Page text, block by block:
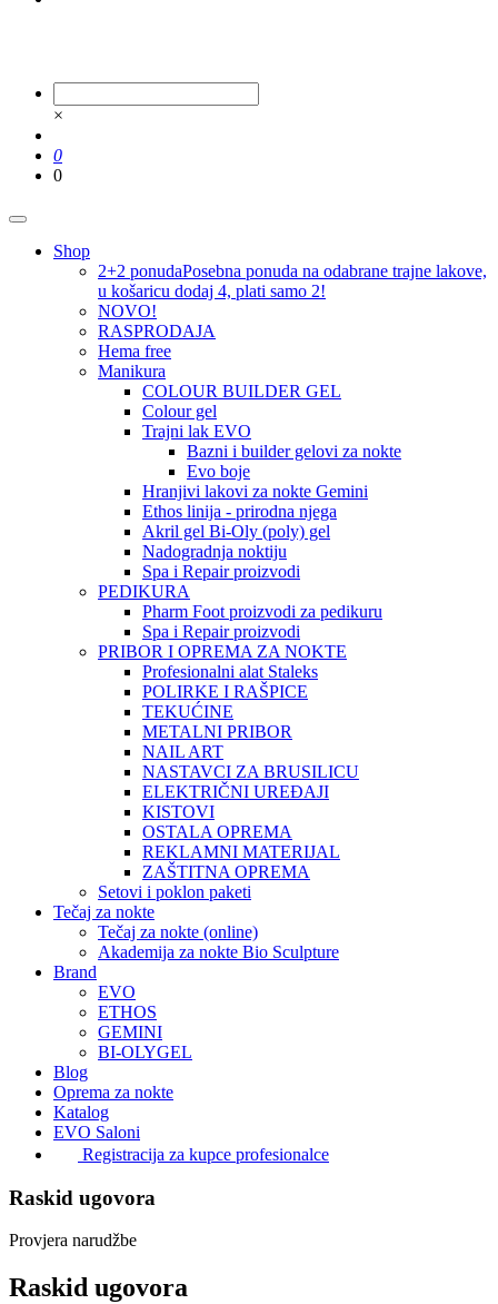
×
0
0
Shop
2+2 ponudaPosebna ponuda na odabrane trajne lakove,
u košaricu dodaj 4, plati samo 2!
NOVO!
RASPRODAJA
Hema free
Manikura
COLOUR BUILDER GEL
Colour gel
Trajni lak EVO
Bazni i builder gelovi za nokte
Evo boje
Hranjivi lakovi za nokte Gemini
Ethos linija - prirodna njega
Akril gel Bi-Oly (poly) gel
Nadogradnja noktiju
Spa i Repair proizvodi
PEDIKURA
Pharm Foot proizvodi za pedikuru
Spa i Repair proizvodi
PRIBOR I OPREMA ZA NOKTE
Profesionalni alat Staleks
POLIRKE I RAŠPICE
TEKUĆINE
METALNI PRIBOR
NAIL ART
NASTAVCI ZA BRUSILICU
ELEKTRIČNI UREĐAJI
KISTOVI
OSTALA OPREMA
REKLAMNI MATERIJAL
ZAŠTITNA OPREMA
Setovi i poklon paketi
Tečaj za nokte
Tečaj za nokte (online)
Akademija za nokte Bio Sculpture
Brand
EVO
ETHOS
GEMINI
BI-OLYGEL
Blog
Oprema za nokte
Katalog
EVO Saloni
Registracija za kupce profesionalce
Raskid ugovora
Provjera narudžbe
Raskid ugovora